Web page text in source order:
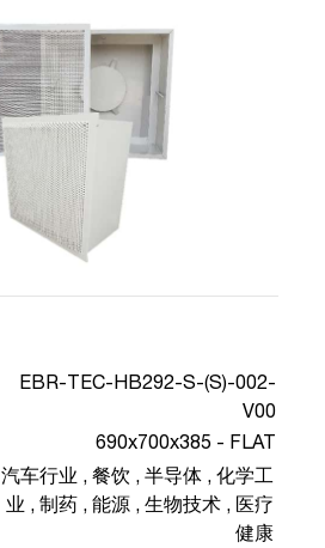
EBR-TEC-HB292-S-(S)-002-
V00
690x700x385 - FLAT
汽车行业 , 餐饮 , 半导体 , 化学工
业 , 制药 , 能源 , 生物技术 , 医疗
健康